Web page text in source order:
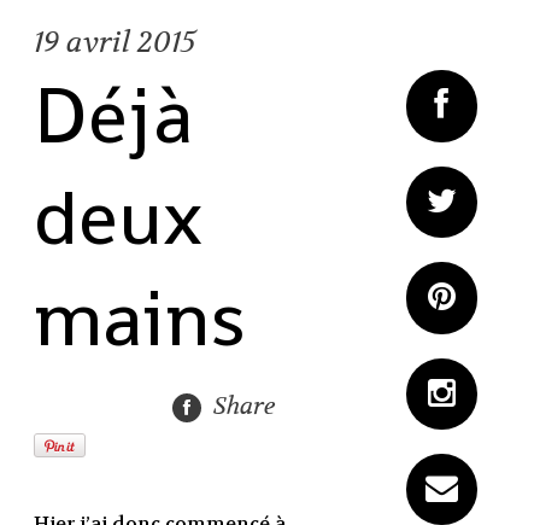
19 avril 2015
Déjà
deux
mains
Share